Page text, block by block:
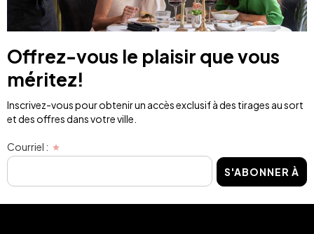
Offrez-vous le plaisir que vous
méritez!
Inscrivez-vous pour obtenir un accès exclusif à des tirages au sort
et des offres dans votre ville.
Courriel :
S'ABONNER À